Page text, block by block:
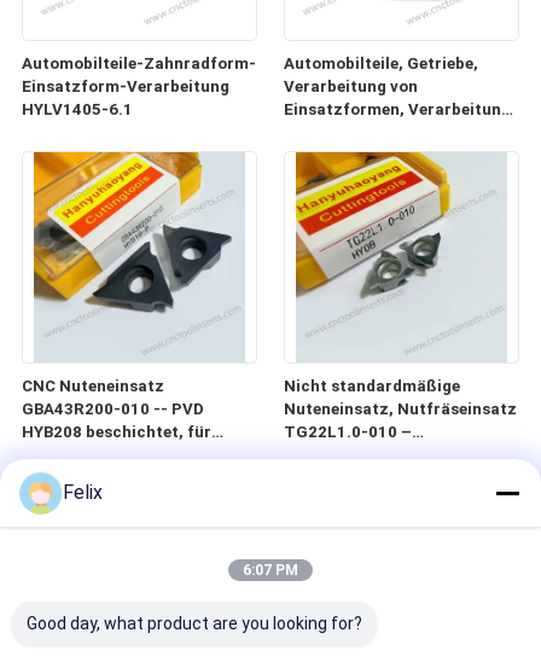
Automobilteile-Zahnradform-
Einsatzform-Verarbeitung
HYLV1405-6.1
Automobilteile, Getriebe,
Verarbeitung von
Einsatzformen, Verarbeitung
HYLV1405-5.1
CNC Nuteneinsatz
GBA43R200-010 -- PVD
HYB208 beschichtet, für
schwierige Materialien (außer
Hochtemperaturlegierungen)
Nicht standardmäßige
Nuteneinsatz, Nutfräseinsatz
TG22L1.0-010 –
Unbeschichtet, für Aluminium
Felix
6:07 PM
Good day, what product are you looking for?